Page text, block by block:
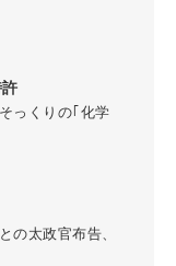
っくりの｢化学
の太政官布告、